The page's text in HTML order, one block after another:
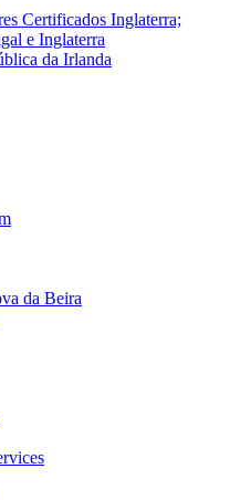
Certificados Inglaterra;
e Inglaterra
da Irlanda
da Beira